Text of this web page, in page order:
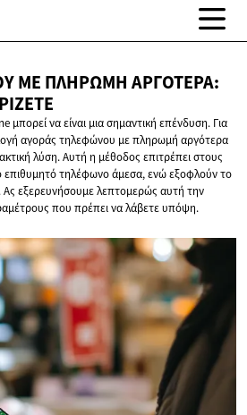
ΜΕ ΠΛΗΡΩΜΉ ΑΡΓΌΤΕΡΑ:
να είναι μια σημαντική επένδυση. Για
αγοράς τηλεφώνου με πληρωμή αργότερα
λύση. Αυτή η μέθοδος επιτρέπει στους
τηλέφωνο άμεσα, ενώ εξοφλούν το
εξερευνήσουμε λεπτομερώς αυτή την
που πρέπει να λάβετε υπόψη.